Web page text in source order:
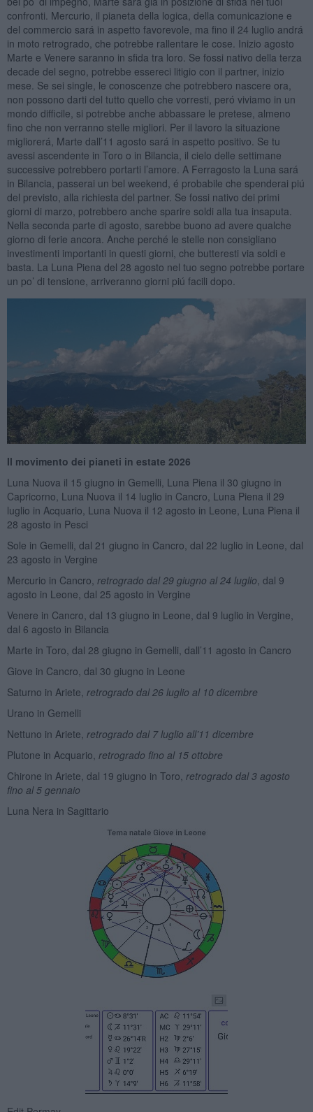
confronti. Mercurio, il pianeta della logica, della comunicazione e
del commercio sará in aspetto favorevole, ma fino il 24 luglio andrá
in moto retrogrado, che potrebbe rallentare le cose. Inizio agosto
Marte e Venere saranno in sfida tra loro. Se fossi nativo della terza
decade del segno, potrebbe essereci litigio con il partner, inizio
mese. Se sei single, le conoscenze che potrebbero nascere ora,
non possono darti del tutto quello che vorresti, peró viviamo in un
mondo difficile, si potrebbe anche abbassare le pretese, almeno
fino che non verranno stelle migliori. Per il lavoro la situazione
migliorerá, Marte dall’11 agosto sará in aspetto positivo. Se tu
avessi ascendente in Toro o in Bilancia, il cielo delle settimane
successive potrebbero portarti l’amore. A Ferragosto la Luna sará
in Bilancia, passerai un bel weekend, é probabile che spenderai piú
del previsto, alla richiesta del partner. Se fossi nativo dei primi
giorni di marzo, potrebbero anche sparire soldi alla tua insaputa.
Nella seconda parte di agosto, sarebbe buono ad avere qualche
giorno di ferie ancora. Anche perché le stelle non consigliano
investimenti importanti in questi giorni, che butteresti via soldi e
basta. La Luna Piena del 28 agosto nel tuo segno potrebbe portare
un po’ di tensione, arriveranno giorni piú facili dopo.
Il movimento dei pianeti in estate 2026
Luna Nuova il 15 giugno in Gemelli, Luna Piena il 30 giugno in
Capricorno, Luna Nuova il 14 luglio in Cancro, Luna Piena il 29
luglio in Acquario, Luna Nuova il 12 agosto in Leone, Luna Piena il
28 agosto in Pesci
Sole in Gemelli, dal 21 giugno in Cancro, dal 22 luglio in Leone, dal
23 agosto in Vergine
Mercurio in Cancro, retrogrado dal 29 giugno al 24 luglio, dal 9
agosto in Leone, dal 25 agosto in Vergine
Venere in Cancro, dal 13 giugno in Leone, dal 9 luglio in Vergine,
dal 6 agosto in Bilancia
Marte in Toro, dal 28 giugno in Gemelli, dall’11 agosto in Cancro
Giove in Cancro, dal 30 giugno in Leone
Saturno in Ariete, retrogrado dal 26 luglio al 10 dicembre
Urano in Gemelli
Nettuno in Ariete, retrogrado dal 7 luglio all’11 dicembre
Plutone in Acquario, retrogrado fino al 15 ottobre
Chirone in Ariete, dal 19 giugno in Toro, retrogrado dal 3 agosto
fino al 5 gennaio
Luna Nera in Sagittario